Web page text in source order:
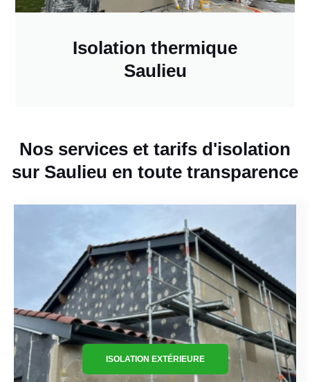
Isolation thermique
Saulieu
Nos services et tarifs d'isolation
sur Saulieu en toute transparence
ISOLATION EXTÉRIEURE